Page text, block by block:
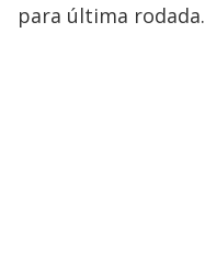
para última rodada.